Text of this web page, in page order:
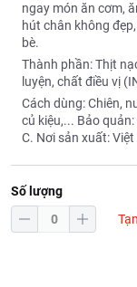
ngay món ăn cơm,
hút chân không
bè.
Thành phần: Thịt
luyện, chất điều vị
Cách dùng: Chiên,
củ kiệu,... Bảo
C. Nơi sản xuất: Việt
Số lượng